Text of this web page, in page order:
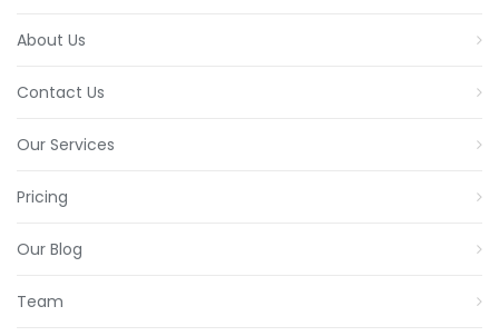
About Us
Contact Us
Our Services
Pricing
Our Blog
Team